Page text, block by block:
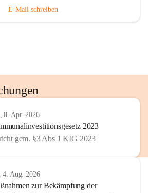
E-Mail schreiben
8. Apr. 2026
2023
gem. §3 Abs 1 KIG 2023
4. Aug. 2026
zur Bekämpfung der